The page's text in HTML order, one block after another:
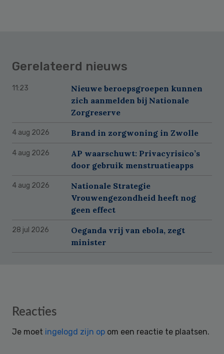
Gerelateerd nieuws
11:23
Nieuwe beroepsgroepen kunnen
zich aanmelden bij Nationale
Zorgreserve
4 aug 2026 Brand in zorgwoning in Zwolle
4 aug 2026
AP waarschuwt: Privacyrisico’s
door gebruik menstruatieapps
4 aug 2026
Nationale Strategie
Vrouwengezondheid heeft nog
geen effect
28 jul 2026
Oeganda vrij van ebola, zegt
minister
Reader
Reacties
Je moet ingelogd zijn op om een reactie te plaatsen.